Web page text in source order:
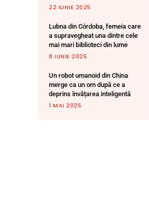
22 IUNIE 2025
Lubna din Córdoba, femeia care
a supravegheat una dintre cele
mai mari biblioteci din lume
8 IUNIE 2025
Un robot umanoid din China
merge ca un om după ce a
deprins învățarea inteligentă
1 MAI 2025